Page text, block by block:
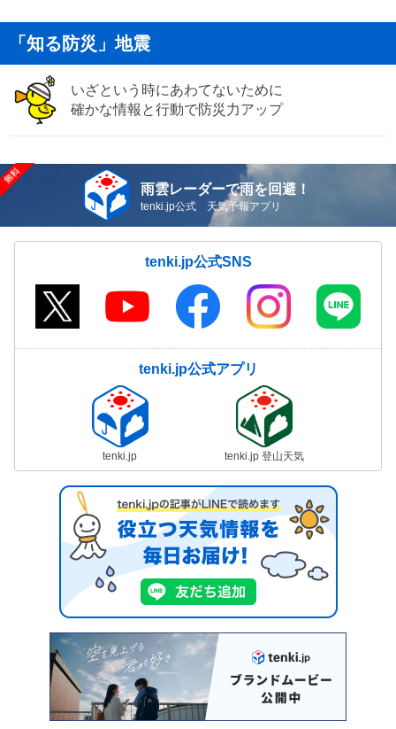
「知る防災」地震
いざという時にあわてないために
確かな情報と行動で防災力アップ
雨雲レーダーで雨を回避！
tenki.jp公式 天気予報アプリ
tenki.jp公式SNS
tenki.jp公式アプリ
tenki.jp tenki.jp 登山天気